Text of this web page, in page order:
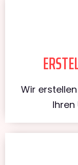
Wir
Ihren